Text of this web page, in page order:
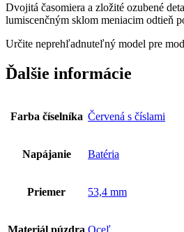
Dvojitá časomiera a zložité ozubené
lumiscenčným sklom meniacim odtieň
Určite neprehľadnuteľný model pre
Ďalšie informácie
Farba číselníka Červená s číslami
Napájanie Batéria
Priemer 53,4 mm
Materiál púzdra Oceľ